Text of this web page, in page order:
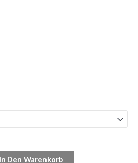
In Den Warenkorb